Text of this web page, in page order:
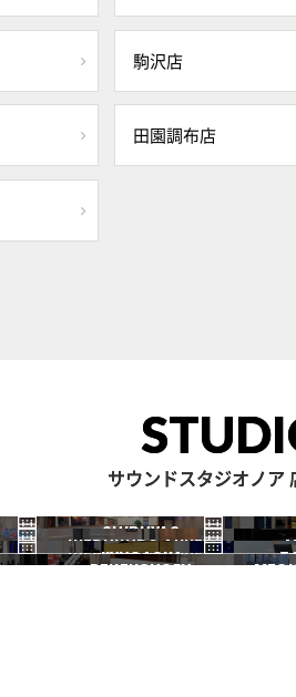
駒沢店
田園調布店
サウンドスタジオノア
SHIBUYA2
渋谷2号
IKEBUKURO ANNEX
池袋ANNEX
JIYUGAOKA
DENENCHOFU